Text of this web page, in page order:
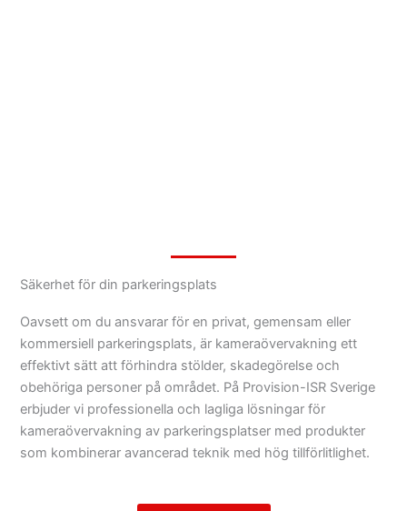
Säkerhet för din parkeringsplats
Oavsett om du ansvarar för en privat, gemensam eller
kommersiell parkeringsplats, är kameraövervakning ett
effektivt sätt att förhindra stölder, skadegörelse och
obehöriga personer på området. På Provision-ISR Sverige
erbjuder vi professionella och lagliga lösningar för
kameraövervakning av parkeringsplatser med produkter
som kombinerar avancerad teknik med hög tillförlitlighet.